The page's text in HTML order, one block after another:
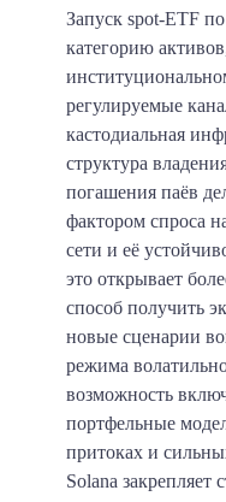
Запуск spot-ETF
категорию
регулируемые
кастодиальная
структура
погашения паёв
фактором спроса
сети и её
это открывает
способ получить
новые сценарии
режима
возможность
портфельные
притоках и
Solana закрепляет